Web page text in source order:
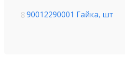
890012290001 Гайка, шт